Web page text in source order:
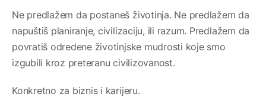
Ne predlažem da postaneš životinja. Ne predlažem da
napuštiš planiranje, civilizaciju, ili razum. Predlažem da
povratiš odredene životinjske mudrosti koje smo
izgubili kroz preteranu civilizovanost.
Konkretno za biznis i karijeru.